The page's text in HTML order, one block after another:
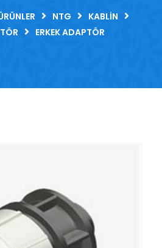
NTG
KABLIN
ERKEK ADAPTÖR